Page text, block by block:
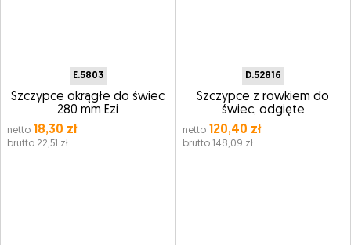
E.5803
Szczypce okrągłe do świec
280 mm Ezi
netto 18,30 zł
brutto 22,51 zł
D.52816
Szczypce z rowkiem do
świec, odgięte
netto120,40 zł
brutto 148,09 zł